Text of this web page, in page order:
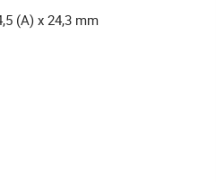
(A) x 24,3 mm